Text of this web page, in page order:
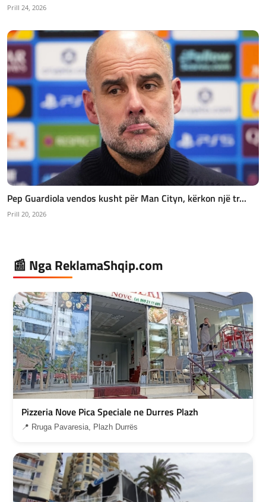
Prill 24, 2026
Pep Guardiola vendos kusht për Man Cityn, kërkon një tr...
Prill 20, 2026
📰 Nga ReklamaShqip.com
Pizzeria Nove Pica Speciale ne Durres Plazh
📍 Rruga Pavaresia, Plazh Durrës